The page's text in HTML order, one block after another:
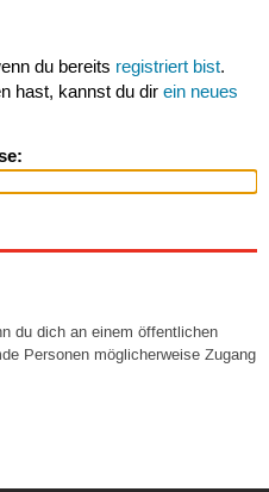
du bereits registriert bist.
hast, kannst du dir ein neues
du dich an einem öffentlichen
Personen möglicherweise Zugang